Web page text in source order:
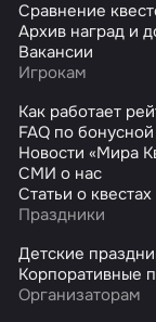
Сравнение
Архив наград и
Вакансии
Игрокам
Как работает
FAQ по
Новости «Мира
СМИ о нас
Статьи о квестах
Праздники
Детские
Корпоративные
Организаторам